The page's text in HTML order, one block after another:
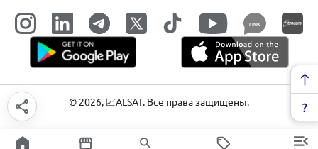
LINK
© 2026, 📈ALSAT. Все права защищены.